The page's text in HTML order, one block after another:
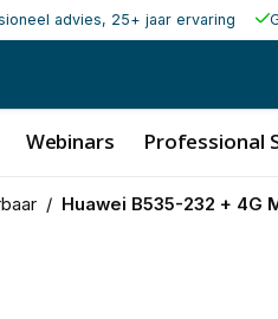
advies, 25+ jaar ervaring
Webinars Professional
/ Huawei B535-232 + 4G